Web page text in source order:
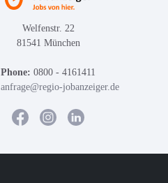
Welfenstr. 22
81541 München
Phone: 0800 - 4161411
anfrage@regio-jobanzeiger.de